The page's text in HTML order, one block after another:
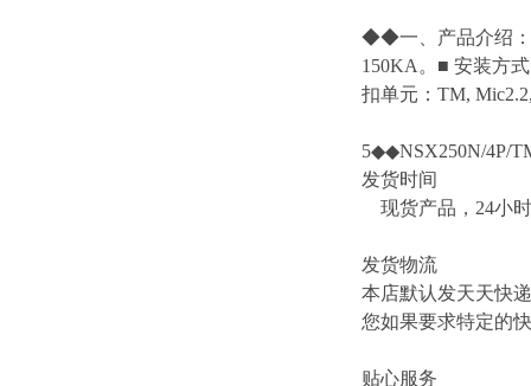
◆◆一、产品介绍：
150KA。■ 安装方
扣单元：TM,
5◆◆NSX250N/4P/
发货时间
现货产品，24小
发货物流
本店默认发天天快
您如果要求特定的
贴心服务